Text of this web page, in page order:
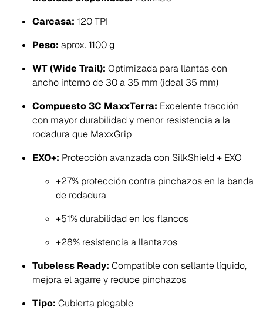
Carcasa: 120 TPI
Peso: aprox. 1100 g
WT (Wide Trail): Optimizada para llantas con
ancho interno de 30 a 35 mm (ideal 35 mm)
Compuesto 3C MaxxTerra: Excelente tracción
con mayor durabilidad y menor resistencia a la
rodadura que MaxxGrip
EXO+: Protección avanzada con SilkShield + EXO
+27% protección contra pinchazos en la banda
de rodadura
+51% durabilidad en los flancos
+28% resistencia a llantazos
Tubeless Ready: Compatible con sellante líquido,
mejora el agarre y reduce pinchazos
Tipo: Cubierta plegable